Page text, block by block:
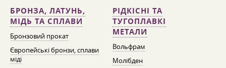
БРОНЗА, ЛАТУНЬ,
МІДЬ ТА СПЛАВИ
Бронзовий прокат
Європейські бронзи, сплави
міді
РІДКІСНІ ТА
ТУГОПЛАВКІ
МЕТАЛИ
Вольфрам
Молібден